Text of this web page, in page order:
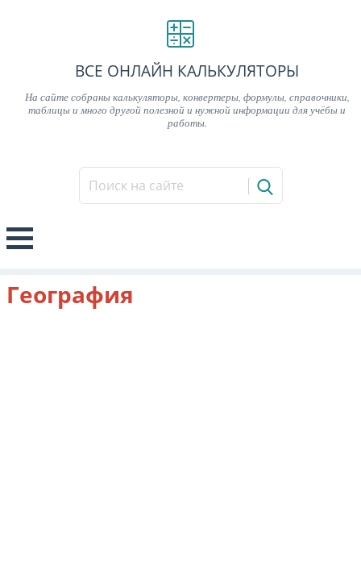
ВСЕ ОНЛАЙН КАЛЬКУЛЯТОРЫ
На сайте собраны калькуляторы, конвертеры, формулы, справочники,
таблицы и много другой полезной и нужной информации для учёбы и
работы.
География